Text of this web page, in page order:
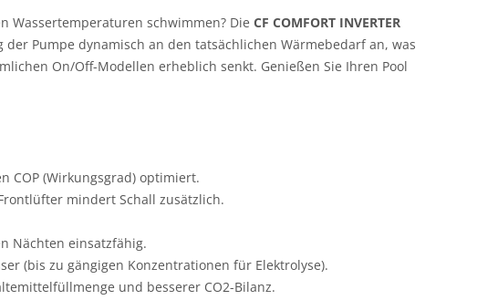
Wassertemperaturen schwimmen? Die CF COMFORT INVERTER
Pumpe dynamisch an den tatsächlichen Wärmebedarf an, was
On/Off-Modellen erheblich senkt. Genießen Sie Ihren Pool
COP (Wirkungsgrad) optimiert.
mindert Schall zusätzlich.
Nächten einsatzfähig.
(bis zu gängigen Konzentrationen für Elektrolyse).
und besserer CO2-Bilanz.